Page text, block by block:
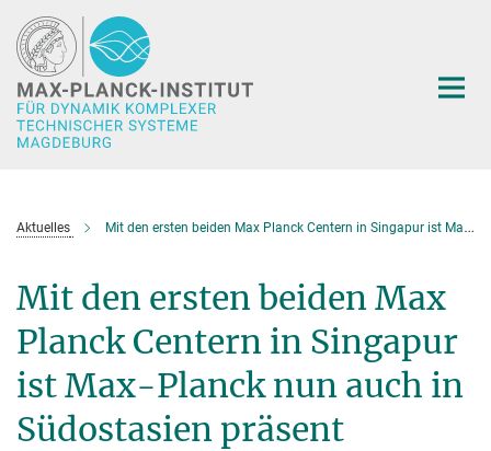
Hauptinhalt
Aktuelles Mit den ersten beiden Max Planck Centern in Singapur ist Max-Planck nun auch in Südostasien präsent
Mit den ersten beiden Max
Planck Centern in Singapur
ist Max-Planck nun auch in
Südostasien präsent